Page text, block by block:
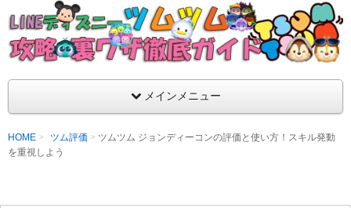
LINEディズニー ツムツム攻略・裏ワザ徹底
支持率No1！痒いところに手が届くツムツム攻略サイト！新ツ
ラ評価も丁寧に解説！ツムツムを120％楽しめるサイトを目指し
メインメニュー
HOME ツム評価
ツムツム ジョンディーコンの評価と使い方！スキル発動
を重視しよう